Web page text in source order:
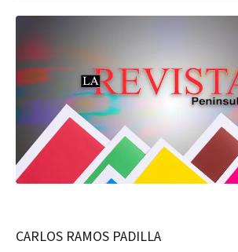
CARLOS RAMOS PADILLA